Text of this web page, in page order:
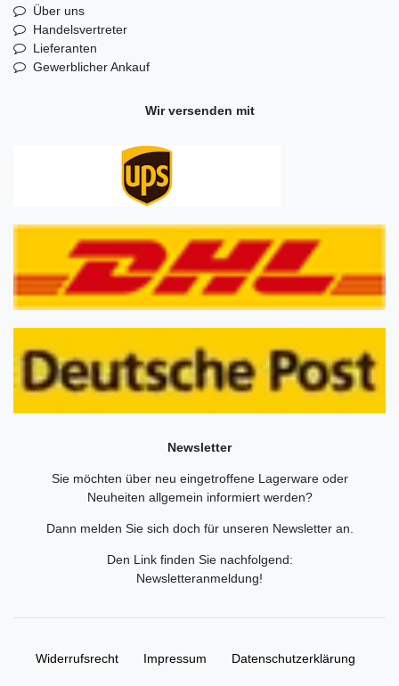
Über uns
Handelsvertreter
Lieferanten
Gewerblicher Ankauf
Wir versenden mit
Newsletter
Sie möchten über neu eingetroffene Lagerware oder
Neuheiten allgemein informiert werden?
Dann melden Sie sich doch für unseren Newsletter an.
Den Link finden Sie nachfolgend:
Newsletteranmeldung!
Widerrufs­recht Impressum Daten­schutz­erklärung